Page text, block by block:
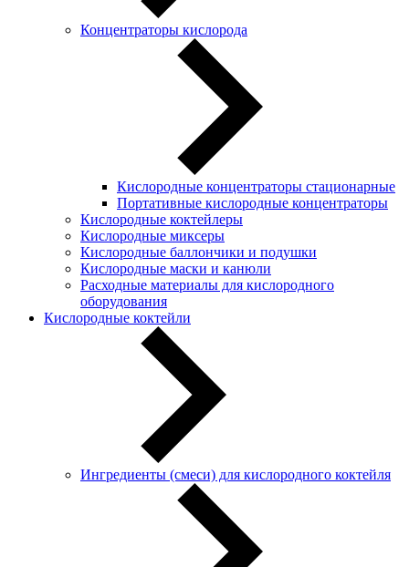
Концентраторы кислорода
Кислородные концентраторы стационарные
Портативные кислородные концентраторы
Кислородные коктейлеры
Кислородные миксеры
Кислородные баллончики и подушки
Кислородные маски и канюли
Расходные материалы для кислородного
оборудования
Кислородные коктейли
Ингредиенты (смеси) для кислородного коктейля